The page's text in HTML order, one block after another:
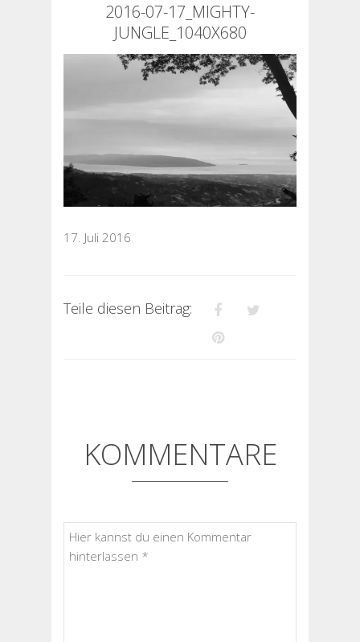
2016-07-17_MIGHTY-
JUNGLE_1040X680
17. Juli 2016
Teile diesen Beitrag:
KOMMENTARE